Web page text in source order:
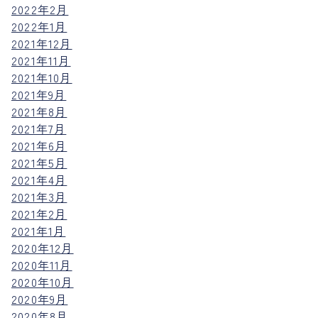
2022年2月
2022年1月
2021年12月
2021年11月
2021年10月
2021年9月
2021年8月
2021年7月
2021年6月
2021年5月
2021年4月
2021年3月
2021年2月
2021年1月
2020年12月
2020年11月
2020年10月
2020年9月